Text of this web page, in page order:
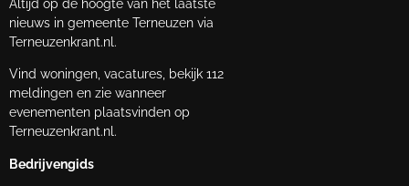
Altijd op de hoogte van het laatste
nieuws in gemeente Terneuzen via
Terneuzenkrant.nl.
Vind woningen, vacatures, bekijk 112
meldingen en zie wanneer
evenementen plaatsvinden op
Terneuzenkrant.nl.
Bedrijvengids